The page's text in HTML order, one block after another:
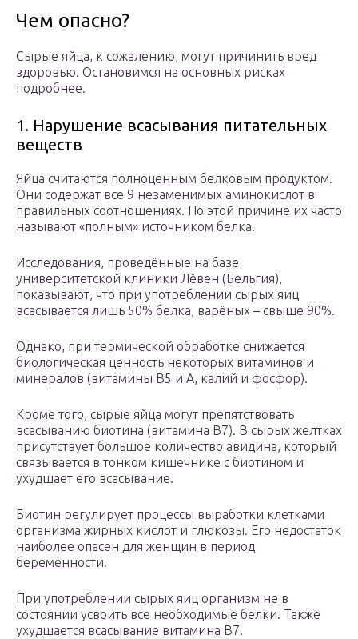
Чем опасно?
Сырые яйца, к сожалению, могут причинить вред
здоровью. Остановимся на основных рисках
подробнее.
1. Нарушение всасывания питательных
веществ
Яйца считаются полноценным белковым продуктом.
Они содержат все 9 незаменимых аминокислот в
правильных соотношениях. По этой причине их часто
называют «полным» источником белка.
Исследования, проведённые на базе
университетской клиники Лёвен (Бельгия),
показывают, что при употреблении сырых яиц
всасывается лишь 50% белка, варёных – свыше 90%.
Однако, при термической обработке снижается
биологическая ценность некоторых витаминов и
минералов (витамины B5 и А, калий и фосфор).
Кроме того, сырые яйца могут препятствовать
всасыванию биотина (витамина B7). В сырых желтках
присутствует большое количество авидина, который
связывается в тонком кишечнике с биотином и
ухудшает его всасывание.
Биотин регулирует процессы выработки клетками
организма жирных кислот и глюкозы. Его недостаток
наиболее опасен для женщин в период
беременности.
При употреблении сырых яиц организм не в
состоянии усвоить все необходимые белки. Также
ухудшается всасывание витамина B7.